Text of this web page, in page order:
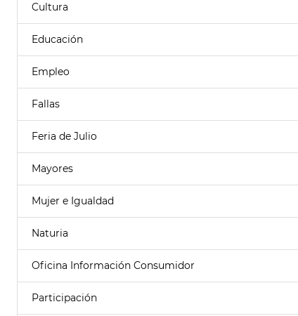
Cultura
Educación
Empleo
Fallas
Feria de Julio
Mayores
Mujer e Igualdad
Naturia
Oficina Información Consumidor
Participación